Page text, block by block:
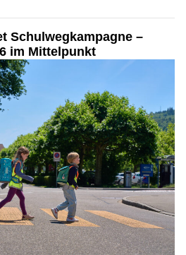
Schulwegkampagne –
im Mittelpunkt